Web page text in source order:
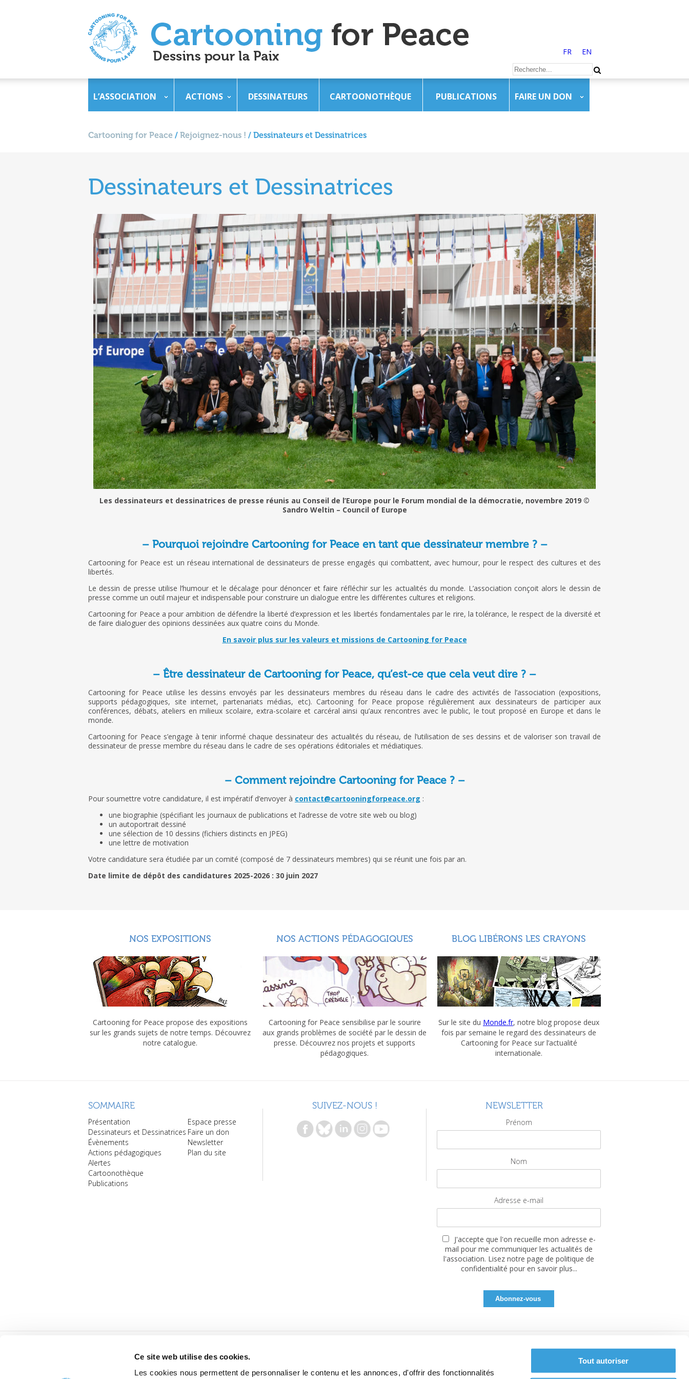
Ce site web utilise des cookies.
Les cookies nous permettent de personnaliser le contenu et les annonces, d'offrir des fonctionnalités
Tout autoriser
FR EN
L’ASSOCIATION ACTIONS DESSINATEURS CARTOONOTHÈQUE PUBLICATIONS FAIRE UN DON
Cartooning for Peace / Rejoignez-nous ! / Dessinateurs et Dessinatrices
Dessinateurs et Dessinatrices
Les dessinateurs et dessinatrices de presse réunis au Conseil de l’Europe pour le Forum mondial de la démocratie, novembre 2019 ©
Sandro Weltin – Council of Europe
– Pourquoi rejoindre Cartooning for Peace en tant que dessinateur membre ? –
Cartooning for Peace est un réseau international de dessinateurs de presse engagés qui combattent, avec humour, pour le respect des cultures et des
libertés.
Le dessin de presse utilise l’humour et le décalage pour dénoncer et faire réfléchir sur les actualités du monde. L’association conçoit alors le dessin de
presse comme un outil majeur et indispensable pour construire un dialogue entre les différentes cultures et religions.
Cartooning for Peace a pour ambition de défendre la liberté d’expression et les libertés fondamentales par le rire, la tolérance, le respect de la diversité et
de faire dialoguer des opinions dessinées aux quatre coins du Monde.
En savoir plus sur les valeurs et missions de Cartooning for Peace
– Être dessinateur de Cartooning for Peace, qu’est-ce que cela veut dire ? –
Cartooning for Peace utilise les dessins envoyés par les dessinateurs membres du réseau dans le cadre des activités de l’association (expositions,
supports pédagogiques, site internet, partenariats médias, etc). Cartooning for Peace propose régulièrement aux dessinateurs de participer aux
conférences, débats, ateliers en milieux scolaire, extra-scolaire et carcéral ainsi qu’aux rencontres avec le public, le tout proposé en Europe et dans le
monde.
Cartooning for Peace s’engage à tenir informé chaque dessinateur des actualités du réseau, de l’utilisation de ses dessins et de valoriser son travail de
dessinateur de presse membre du réseau dans le cadre de ses opérations éditoriales et médiatiques.
– Comment rejoindre Cartooning for Peace ? –
Pour soumettre votre candidature, il est impératif d’envoyer à contact@cartooningforpeace.org :
une biographie (spécifiant les journaux de publications et l’adresse de votre site web ou blog)
un autoportrait dessiné
une sélection de 10 dessins (fichiers distincts en JPEG)
une lettre de motivation
Votre candidature sera étudiée par un comité (composé de 7 dessinateurs membres) qui se réunit une fois par an.
Date limite de dépôt des candidatures 2025-2026 : 30 juin 2027
NOS EXPOSITIONS
Cartooning for Peace propose des expositions
sur les grands sujets de notre temps. Découvrez
notre catalogue.
NOS ACTIONS PÉDAGOGIQUES
Cartooning for Peace sensibilise par le sourire
aux grands problèmes de société par le dessin de
presse. Découvrez nos projets et supports
pédagogiques.
BLOG LIBÉRONS LES CRAYONS
Sur le site du Monde.fr, notre blog propose deux
fois par semaine le regard des dessinateurs de
Cartooning for Peace sur l’actualité
internationale.
SOMMAIRE
Présentation
Dessinateurs et Dessinatrices
Évènements
Actions pédagogiques
Alertes
Cartoonothèque
Publications
Espace presse
Faire un don
Newsletter
Plan du site
SUIVEZ-NOUS ! NEWSLETTER
Prénom
Nom
Adresse e-mail
J'accepte que l'on recueille mon adresse e-
mail pour me communiquer les actualités de
l'association. Lisez notre page de politique de
confidentialité pour en savoir plus...